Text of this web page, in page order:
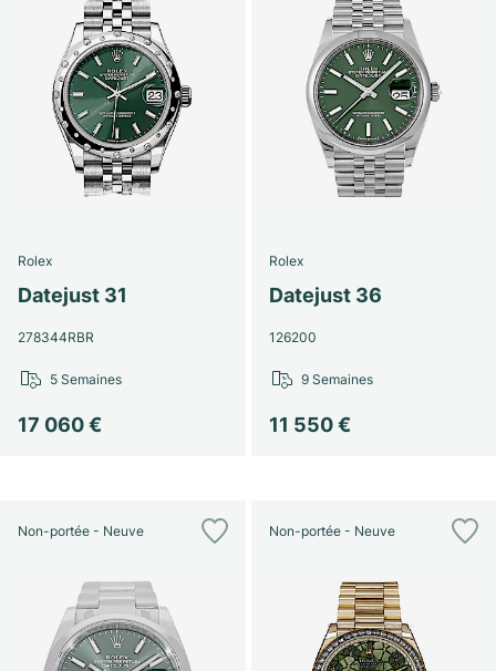
Rolex
Datejust 31
278344RBR
17 060 €
5 Semaines
Rolex
Datejust 36
126200
11 550 €
9 Semaines
Non-portée - Neuve Non-portée - Neuve